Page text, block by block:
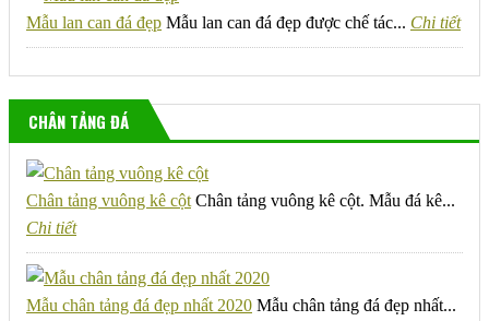
Mẫu lan can đá đẹp Mẫu lan can đá đẹp được chế tác... Chi tiết
CHÂN TẢNG ĐÁ
Chân tảng vuông kê cột Chân tảng vuông kê cột. Mẫu đá kê...
Chi tiết
Mẫu chân tảng đá đẹp nhất 2020 Mẫu chân tảng đá đẹp nhất...